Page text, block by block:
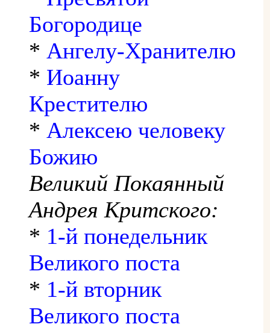
Богородице
* Ангелу-Хранителю
* Иоанну
Крестителю
* Алексею человеку
Божию
Великий Покаянный
Андрея Критского:
* 1-й понедельник
Великого поста
* 1-й вторник
Великого поста